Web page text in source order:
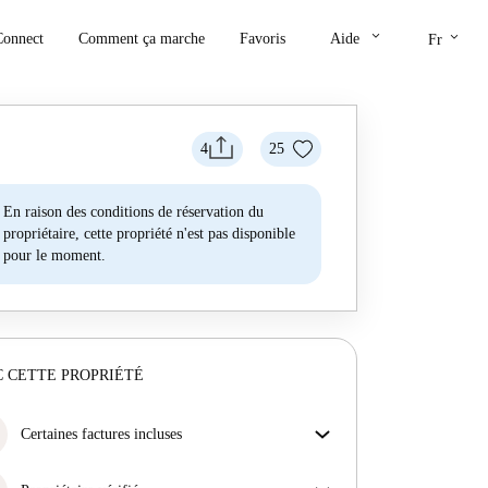
Comment ça marche Favoris Aide keyboard_arrow_down Fr keyboard_arrow_down
4 25
En raison des conditions de réservation du
propriétaire, cette propriété n'est pas disponible
pour le moment.
CETTE PROPRIÉTÉ
Certaines factures incluses